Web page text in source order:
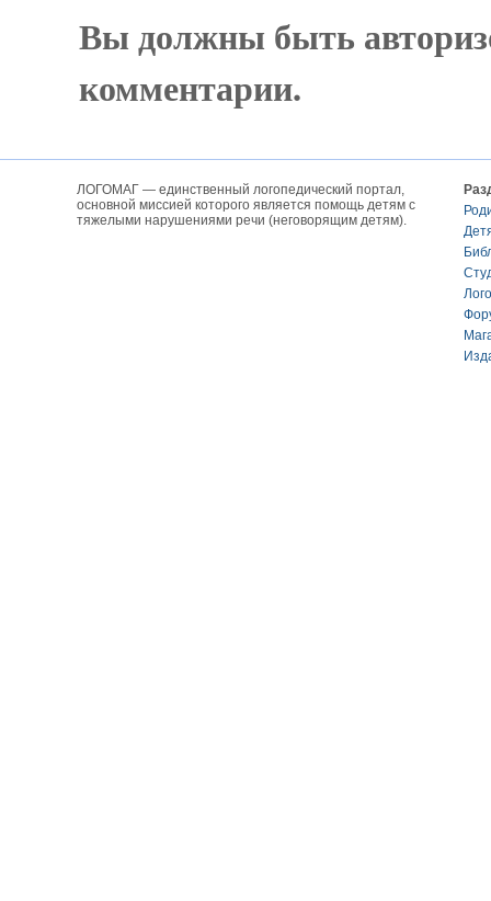
Вы должны быть
комментарии.
ЛОГОМАГ — единственный логопедический портал,
основной миссией которого является помощь детям с
тяжелыми нарушениями речи (неговорящим детям).